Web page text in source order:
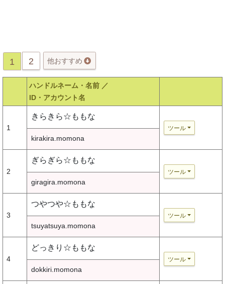
1 2 他おすすめ
ハンドルネーム・名前 ／
ID・アカウント名
1
きらきら☆ももな
ツール
kirakira.momona
2
ぎらぎら☆ももな
ツール
giragira.momona
3
つやつや☆ももな
ツール
tsuyatsuya.momona
4
どっきり☆ももな
ツール
dokkiri.momona